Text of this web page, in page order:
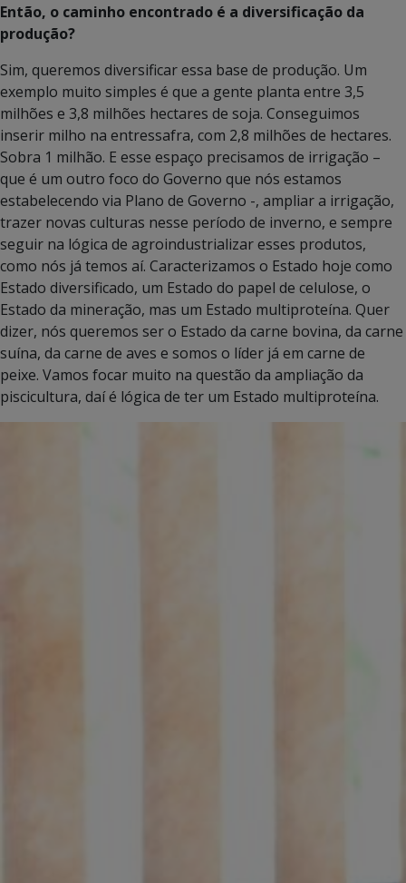
Então, o caminho encontrado é a diversificação da
produção?
Sim, queremos diversificar essa base de produção. Um
exemplo muito simples é que a gente planta entre 3,5
milhões e 3,8 milhões hectares de soja. Conseguimos
inserir milho na entressafra, com 2,8 milhões de hectares.
Sobra 1 milhão. E esse espaço precisamos de irrigação –
que é um outro foco do Governo que nós estamos
estabelecendo via Plano de Governo -, ampliar a irrigação,
trazer novas culturas nesse período de inverno, e sempre
seguir na lógica de agroindustrializar esses produtos,
como nós já temos aí. Caracterizamos o Estado hoje como
Estado diversificado, um Estado do papel de celulose, o
Estado da mineração, mas um Estado multiproteína. Quer
dizer, nós queremos ser o Estado da carne bovina, da carne
suína, da carne de aves e somos o líder já em carne de
peixe. Vamos focar muito na questão da ampliação da
piscicultura, daí é lógica de ter um Estado multiproteína.